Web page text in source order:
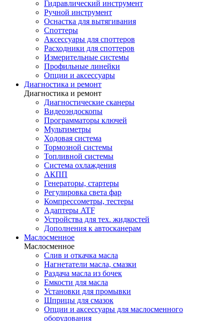
Гидравлический инструмент
Ручной инструмент
Оснастка для вытягивания
Споттеры
Аксессуары для споттеров
Расходники для споттеров
Измерительные системы
Профильные линейки
Опции и аксессуары
Диагностика и ремонт
Диагностика и ремонт
Диагностические сканеры
Видеоэндоскопы
Программаторы ключей
Мультиметры
Ходовая система
Тормозной системы
Топливной системы
Система охлаждения
АКПП
Генераторы, стартеры
Регулировка света фар
Компрессометры, тестеры
Адаптеры ATF
Устройства для тех. жидкостей
Дополнения к автосканерам
Маслосменное
Маслосменное
Слив и откачка масла
Нагнетатели масла, смазки
Раздача масла из бочек
Емкости для масла
Установки для промывки
Шприцы для смазок
Опции и аксессуары для маслосменного
оборудования